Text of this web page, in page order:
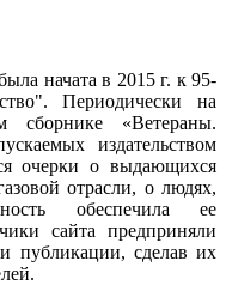
начата в 2015 г. к 95-
Периодически на
сборнике «Ветераны.
издательством
очерки о выдающихся
отрасли, о людях,
обеспечила ее
сайта предприняли
публикации, сделав их